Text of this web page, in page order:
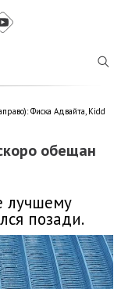
Фиска Адвайта, Kidd
обещан
лучшему
позади.